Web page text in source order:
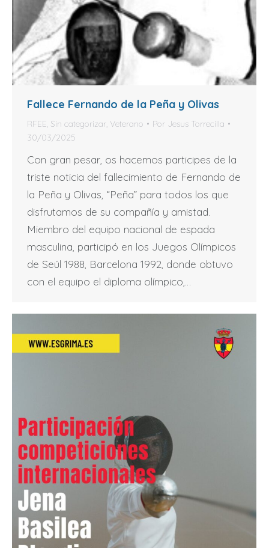
Fallece Fernando de la Peña y Olivas
RFEE, Sin categorizar, Veterano Por Jesus Torrecilla
30/03/2025
Con gran pesar, os hacemos participes de la
triste noticia del fallecimiento de Fernando de
la Peña y Olivas, “Peña” para todos los que
disfrutamos de su compañía y amistad.
Miembro del equipo nacional de espada
masculina, participó en los Juegos Olímpicos
de Seúl 1988, Barcelona 1992, donde obtuvo
con el equipo el diploma olímpico,…